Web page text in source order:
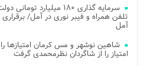
سرمایه گذاری ۱۸۰
آمل
شاهین نوشهر و مس کرمان
امتیاز را از شاگردان نظرمحمدی گرفت